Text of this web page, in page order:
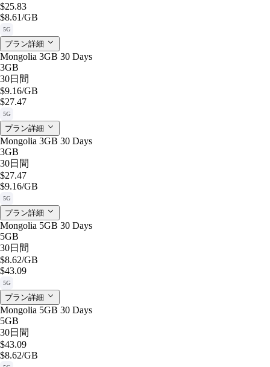
$25.83
$8.61/GB
5G
プラン詳細
Mongolia 3GB 30 Days
3GB
30日間
$9.16/GB
$27.47
5G
プラン詳細
Mongolia 3GB 30 Days
3GB
30日間
$27.47
$9.16/GB
5G
プラン詳細
Mongolia 5GB 30 Days
5GB
30日間
$8.62/GB
$43.09
5G
プラン詳細
Mongolia 5GB 30 Days
5GB
30日間
$43.09
$8.62/GB